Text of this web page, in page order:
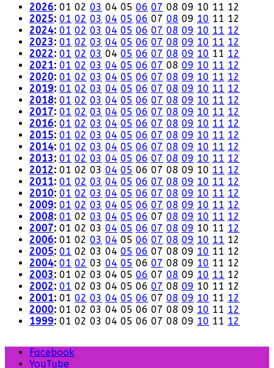
2026: 01 02 03 04 05 06 07 08 09 10 11 12
2025: 01 02 03 04 05 06 07 08 09 10 11 12
2024: 01 02 03 04 05 06 07 08 09 10 11 12
2023: 01 02 03 04 05 06 07 08 09 10 11 12
2022: 01 02 03 04 05 06 07 08 09 10 11 12
2021: 01 02 03 04 05 06 07 08 09 10 11 12
2020: 01 02 03 04 05 06 07 08 09 10 11 12
2019: 01 02 03 04 05 06 07 08 09 10 11 12
2018: 01 02 03 04 05 06 07 08 09 10 11 12
2017: 01 02 03 04 05 06 07 08 09 10 11 12
2016: 01 02 03 04 05 06 07 08 09 10 11 12
2015: 01 02 03 04 05 06 07 08 09 10 11 12
2014: 01 02 03 04 05 06 07 08 09 10 11 12
2013: 01 02 03 04 05 06 07 08 09 10 11 12
2012: 01 02 03 04 05 06 07 08 09 10 11 12
2011: 01 02 03 04 05 06 07 08 09 10 11 12
2010: 01 02 03 04 05 06 07 08 09 10 11 12
2009: 01 02 03 04 05 06 07 08 09 10 11 12
2008: 01 02 03 04 05 06 07 08 09 10 11 12
2007: 01 02 03 04 05 06 07 08 09 10 11 12
2006: 01 02 03 04 05 06 07 08 09 10 11 12
2005: 01 02 03 04 05 06 07 08 09 10 11 12
2004: 01 02 03 04 05 06 07 08 09 10 11 12
2003: 01 02 03 04 05 06 07 08 09 10 11 12
2002: 01 02 03 04 05 06 07 08 09 10 11 12
2001: 01 02 03 04 05 06 07 08 09 10 11 12
2000: 01 02 03 04 05 06 07 08 09 10 11 12
1999: 01 02 03 04 05 06 07 08 09 10 11 12
Facebook
YouTube